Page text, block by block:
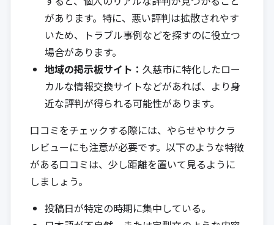
があります。特に、悪い評判は拡散されやす
いため、トラブル事例などを探すのに役立つ
場合があります。
地域の掲示板サイト： 久慈市に特化したロー
カルな情報交換サイトなどがあれば、より身
近な評判が得られる可能性があります。
口コミをチェックする際には、やらせやサクラ
レビューにも注意が必要です。以下のような特徴
がある口コミは、少し距離を置いて見るように
しましょう。
投稿日が特定の時期に集中している。